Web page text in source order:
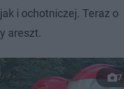
i ochotniczej. Teraz o
areszt.
7